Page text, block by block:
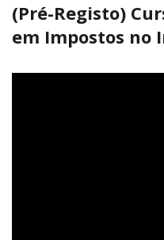
(Pré-Registo)
em Impostos no